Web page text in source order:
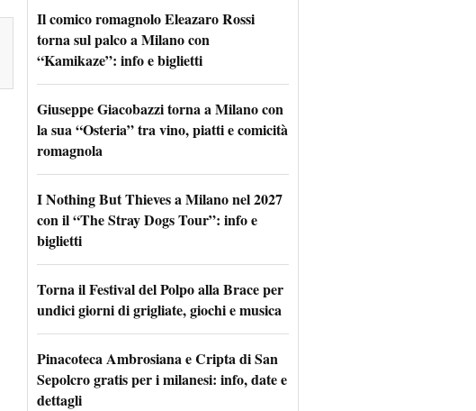
Il comico romagnolo Eleazaro Rossi
torna sul palco a Milano con
“Kamikaze”: info e biglietti
Giuseppe Giacobazzi torna a Milano con
la sua “Osteria” tra vino, piatti e comicità
romagnola
I Nothing But Thieves a Milano nel 2027
con il “The Stray Dogs Tour”: info e
biglietti
Torna il Festival del Polpo alla Brace per
undici giorni di grigliate, giochi e musica
Pinacoteca Ambrosiana e Cripta di San
Sepolcro gratis per i milanesi: info, date e
dettagli